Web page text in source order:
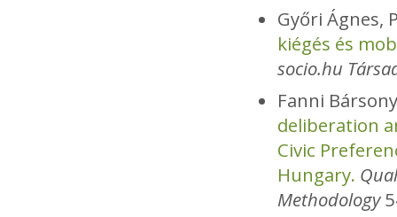
Győri Ágnes,
kiégés és
socio.hu
Fanni
deliberation
Civic
Hungary.
Methodology